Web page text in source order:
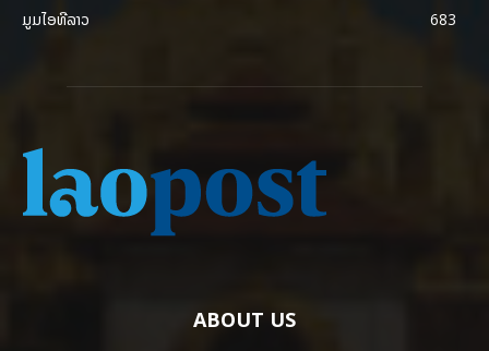
ມູມໄອທີລາວ
683
ABOUT US